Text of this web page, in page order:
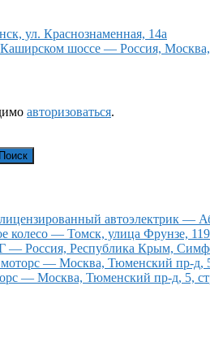
ул. Краснознаменная, 14а
шоссе — Россия,
авторизоваться.
Поиск
автоэлектрик —
колесо — Томск, улица Фрунзе,
Россия, Республика Крым,
— Москва, Тюменский пр-д,
— Москва, Тюменский пр-д, 5,